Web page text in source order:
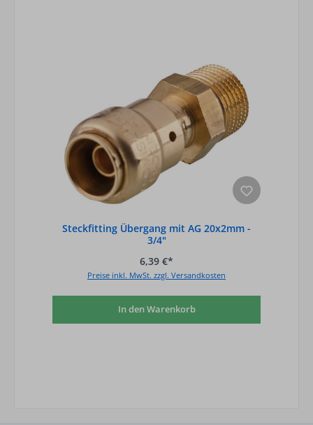
Steckfitting Übergang mit AG 20x2mm -
3/4"
6,39 €*
Preise inkl. MwSt. zzgl. Versandkosten
In den Warenkorb